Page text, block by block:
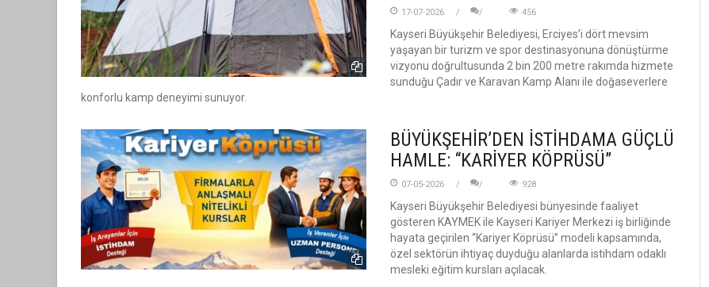
17-07-2026 456
Kayseri Büyükşehir Belediyesi, Erciyes’i dört mevsim
yaşayan bir turizm ve spor destinasyonuna dönüştürme
vizyonu doğrultusunda 2 bin 200 metre rakımda hizmete
sunduğu Çadır ve Karavan Kamp Alanı ile doğaseverlere
konforlu kamp deneyimi sunuyor.
BÜYÜKŞEHİR’DEN İSTİHDAMA GÜÇLÜ
HAMLE: “KARİYER KÖPRÜSÜ”
07-05-2026 928
Kayseri Büyükşehir Belediyesi bünyesinde faaliyet
gösteren KAYMEK ile Kayseri Kariyer Merkezi iş birliğinde
hayata geçirilen “Kariyer Köprüsü” modeli kapsamında,
özel sektörün ihtiyaç duyduğu alanlarda istihdam odaklı
mesleki eğitim kursları açılacak.